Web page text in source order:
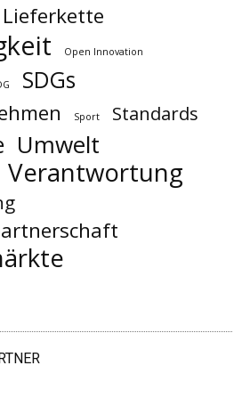
Lieferkette
Open Innovation
SDGs
Sport Standards
Umwelt
Verantwortung